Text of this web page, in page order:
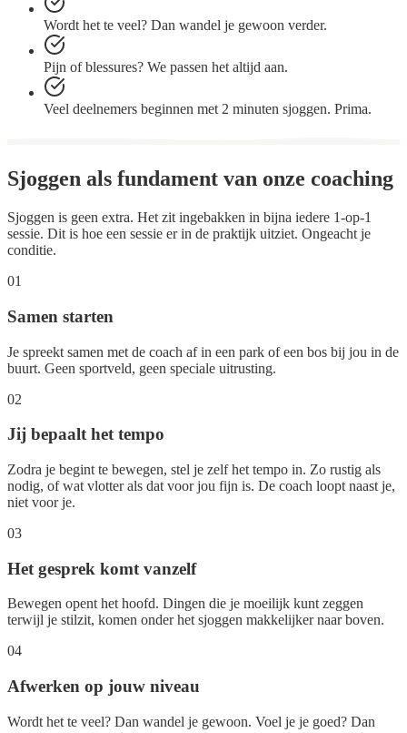
Wordt het te veel? Dan wandel je gewoon verder.
Pijn of blessures? We passen het altijd aan.
Veel deelnemers beginnen met 2 minuten sjoggen. Prima.
Sjoggen als fundament van onze coaching
Sjoggen is geen extra. Het zit ingebakken in bijna iedere 1-op-1
sessie. Dit is hoe een sessie er in de praktijk uitziet. Ongeacht je
conditie.
01
Samen starten
Je spreekt samen met de coach af in een park of een bos bij jou in de
buurt. Geen sportveld, geen speciale uitrusting.
02
Jij bepaalt het tempo
Zodra je begint te bewegen, stel je zelf het tempo in. Zo rustig als
nodig, of wat vlotter als dat voor jou fijn is. De coach loopt naast je,
niet voor je.
03
Het gesprek komt vanzelf
Bewegen opent het hoofd. Dingen die je moeilijk kunt zeggen
terwijl je stilzit, komen onder het sjoggen makkelijker naar boven.
04
Afwerken op jouw niveau
Wordt het te veel? Dan wandel je gewoon. Voel je je goed? Dan